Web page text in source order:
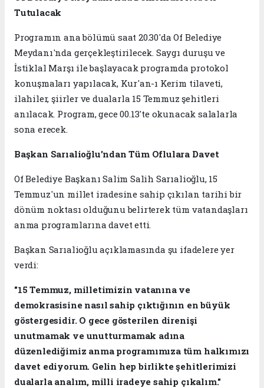
Tutulacak
Programın ana bölümü saat 20.30'da Of Belediye
Meydanı'nda gerçekleştirilecek. Saygı duruşu ve
İstiklal Marşı ile başlayacak programda protokol
konuşmaları yapılacak, Kur'an-ı Kerim tilaveti,
ilahiler, şiirler ve dualarla 15 Temmuz şehitleri
anılacak. Program, gece 00.13'te okunacak salalarla
sona erecek.
Başkan Sarıalioğlu'ndan Tüm Oflulara Davet
Of Belediye Başkanı Salim Salih Sarıalioğlu, 15
Temmuz'un millet iradesine sahip çıkılan tarihi bir
dönüm noktası olduğunu belirterek tüm vatandaşları
anma programlarına davet etti.
Başkan Sarıalioğlu açıklamasında şu ifadelere yer
verdi:
"15 Temmuz, milletimizin vatanına ve
demokrasisine nasıl sahip çıktığının en büyük
göstergesidir. O gece gösterilen direnişi
unutmamak ve unutturmamak adına
düzenlediğimiz anma programımıza tüm halkımızı
davet ediyorum. Gelin hep birlikte şehitlerimizi
dualarla analım, milli iradeye sahip çıkalım."